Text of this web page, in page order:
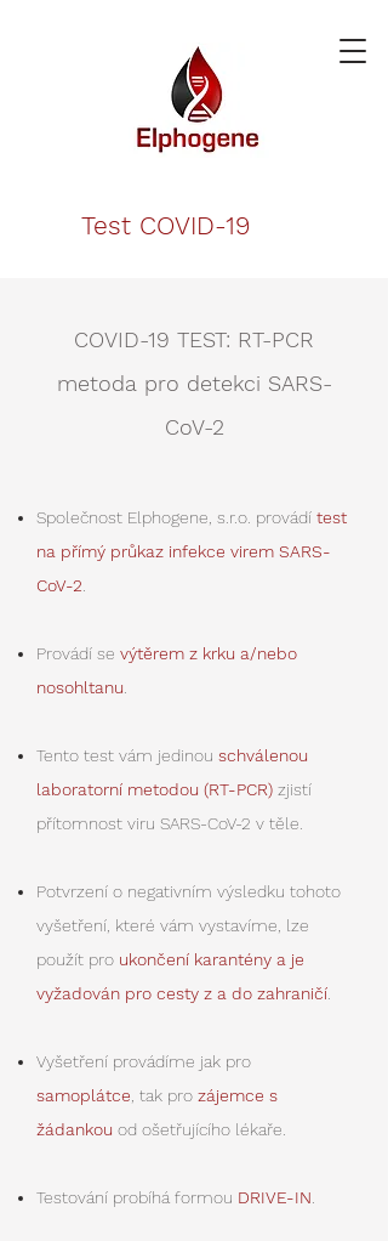
Test COVID-19
COVID-19 TEST: RT-PCR
metoda pro detekci SARS-
CoV-2
Společnost Elphogene, s.r.o. provádí test
na přímý průkaz infekce virem SARS-
CoV-2
Provádí se výtěrem z krku a/nebo
nosohltanu
​Tento test vám jedinou schválenou
laboratorní metodou (RT-PCR) zjistí
přítomnost viru SARS-CoV-2 v těle
​Potvrzení o negativním výsledku tohoto
vyšetření, které vám vystavíme, lze
použít pro ukončení karantény a je
vyžadován pro cesty z a do zahraničí
​Vyšetření provádíme jak pro
samoplátce , tak pro zájemce s
žádankou od ošetřujícího lékaře.
Testování probíhá formou DRIVE-IN